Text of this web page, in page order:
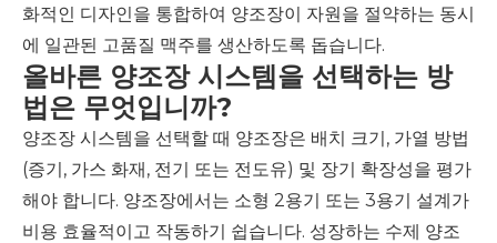
화적인 디자인을 통합하여 양조장이 자원을 절약하는 동시
에 일관된 고품질 맥주를 생산하도록 돕습니다.
올바른 양조장 시스템을 선택하는 방
법은 무엇입니까?
양조장 시스템을 선택할 때 양조장은 배치 크기, 가열 방법
(증기, 가스 화재, 전기 또는 전도유) 및 장기 확장성을 평가
해야 합니다. 양조장에서는 소형 2용기 또는 3용기 설계가
비용 효율적이고 작동하기 쉽습니다. 성장하는 수제 양조